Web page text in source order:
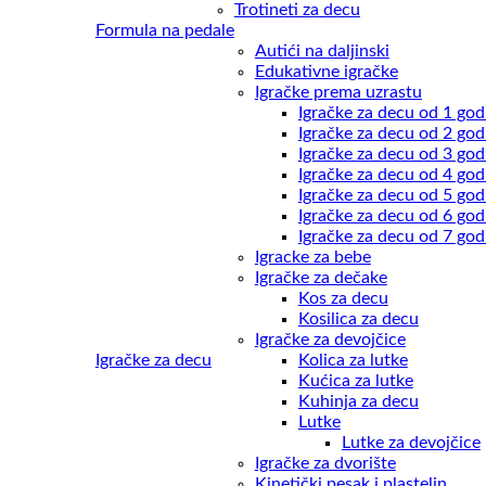
Trotineti za decu
Formula na pedale
Igračke za decu
Autići na daljinski
Edukativne igračke
Igračke prema uzrastu
Igračke za decu od 1
Igračke za decu od 2
Igračke za decu od 3
Igračke za decu od 4
Igračke za decu od 5
Igračke za decu od 6
Igračke za decu od 7
Igracke za bebe
Igračke za dečake
Kos za decu
Kosilica za decu
Igračke za devojčice
Kolica za lutke
Kućica za lutke
Kuhinja za decu
Lutke
Lutke za devojčice
Igračke za dvorište